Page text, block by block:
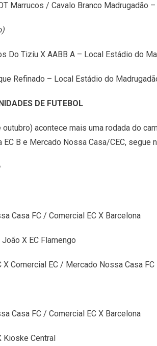
Marrucos / Cavalo Branco Madrugadão
Do Tizíu X AABB A – Local Estádio do
Refinado – Local Estádio do
DE FUTEBOL
acontece mais uma rodada do
B e Mercado Nossa Casa/CEC, segue
Casa FC / Comercial EC X Barcelona
X EC Flamengo
X Comercial EC / Mercado Nossa Casa FC
Casa FC / Comercial EC X Barcelona
Central